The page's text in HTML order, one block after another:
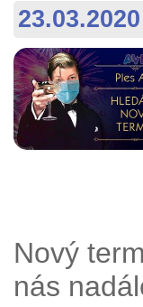
23.03.2020
Nový
nás